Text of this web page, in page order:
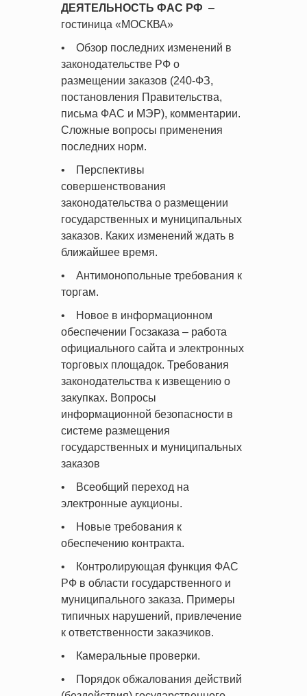
ДЕЯТЕЛЬНОСТЬ ФАС РФ –
гостиница «МОСКВА»
• Обзор последних изменений в
законодательстве РФ о
размещении заказов (240-ФЗ,
постановления Правительства,
письма ФАС и МЭР), комментарии.
Сложные вопросы применения
последних норм.
• Перспективы
совершенствования
законодательства о размещении
государственных и муниципальных
заказов. Каких изменений ждать в
ближайшее время.
• Антимонопольные требования к
торгам.
• Новое в информационном
обеспечении Госзаказа – работа
официального сайта и электронных
торговых площадок. Требования
законодательства к извещению о
закупках. Вопросы
информационной безопасности в
системе размещения
государственных и муниципальных
заказов
• Всеобщий переход на
электронные аукционы.
• Новые требования к
обеспечению контракта.
• Контролирующая функция ФАС
РФ в области государственного и
муниципального заказа. Примеры
типичных нарушений, привлечение
к ответственности заказчиков.
• Камеральные проверки.
• Порядок обжалования действий